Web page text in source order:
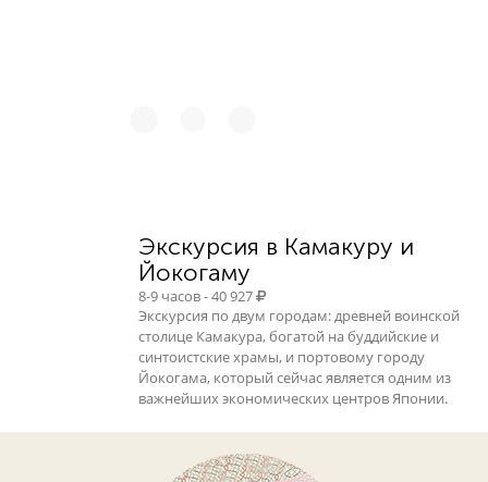
Экскурсия в Камакуру и
Йокогаму
8-9 часов - 40 927
Экскурсия по двум городам: древней воинской
столице Камакура, богатой на буддийские и
синтоистские храмы, и портовому городу
Йокогама, который сейчас является одним из
важнейших экономических центров Японии.